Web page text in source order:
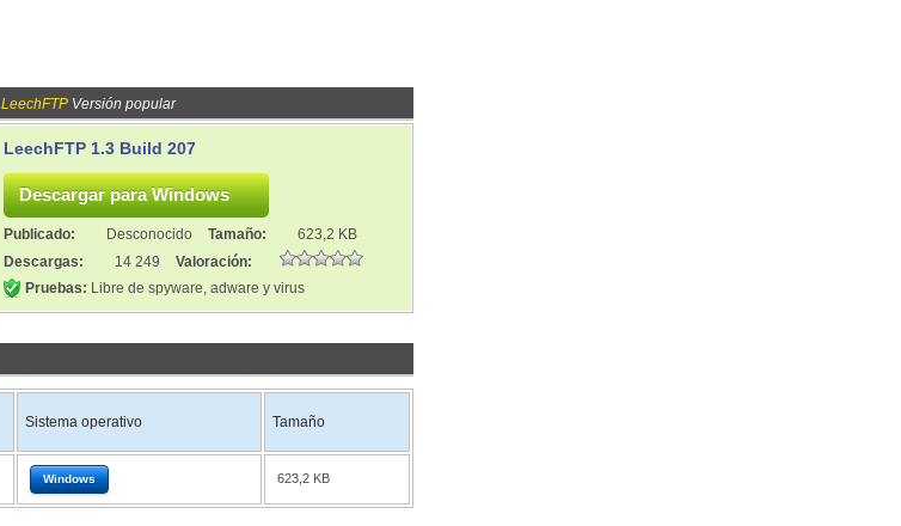
LeechFTP Versión popular
LeechFTP 1.3 Build 207
Publicado: Desconocido Tamaño:
623,2 KB
Descargas:
14 249
Valoración:
Pruebas: Libre de spyware, adware y virus
Sistema operativo Tamaño
Windows 623,2 KB